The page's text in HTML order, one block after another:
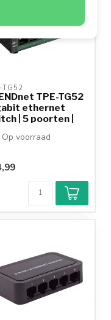
TG52
TPE-TG52
ethernet
| 5 poorten |
Op voorraad